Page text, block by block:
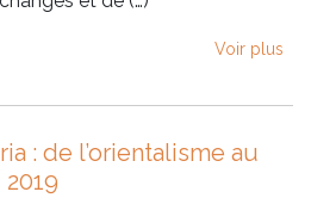
Voir plus
: de l’orientalisme au